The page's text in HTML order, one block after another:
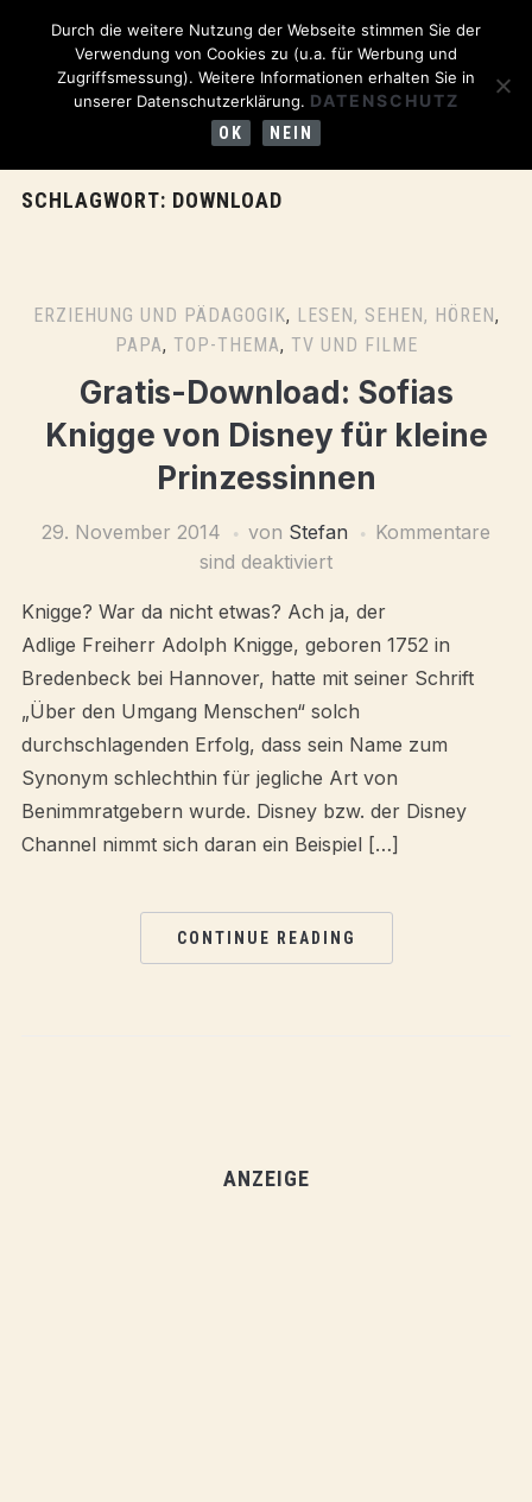
SCHLAGWORT: DOWNLOAD
ERZIEHUNG UND PÄDAGOGIK, LESEN, SEHEN, HÖREN,
PAPA, TOP-THEMA, TV UND FILME
Gratis-Download: Sofias
Knigge von Disney für kleine
Prinzessinnen
29. November 2014 von Stefan
Kommentare
sind deaktiviert
Knigge? War da nicht etwas? Ach ja, der
Adlige Freiherr Adolph Knigge, geboren 1752 in
Bredenbeck bei Hannover, hatte mit seiner Schrift
„Über den Umgang Menschen“ solch
durchschlagenden Erfolg, dass sein Name zum
Synonym schlechthin für jegliche Art von
Benimmratgebern wurde. Disney bzw. der Disney
Channel nimmt sich daran ein Beispiel […]
CONTINUE READING
ANZEIGE
Durch die weitere Nutzung der Webseite stimmen Sie der
Verwendung von Cookies zu (u.a. für Werbung und
Zugriffsmessung). Weitere Informationen erhalten Sie in
unserer Datenschutzerklärung. DATENSCHUTZ
OK NEIN